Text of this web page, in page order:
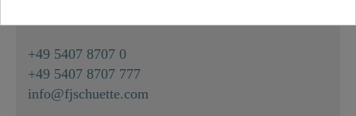
+49 5407 8707 0
+49 5407 8707 777
info@fjschuette.com